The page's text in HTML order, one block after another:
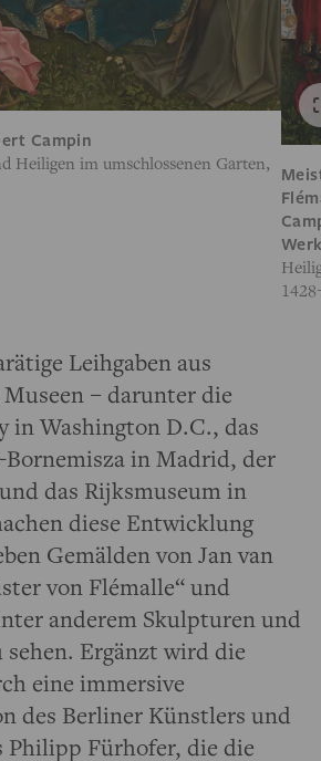
Campin
Heiligen im umschlossenen Garten,
Leihgaben aus
– darunter die
in Washington D.C., das
Bornemisza in Madrid, der
das Rijksmuseum in
diese Entwicklung
Gemälden von Jan van
von Flémalle“ und
anderem Skulpturen und
sehen. Ergänzt wird die
eine immersive
des Berliner Künstlers und
Philipp Fürhofer, die die